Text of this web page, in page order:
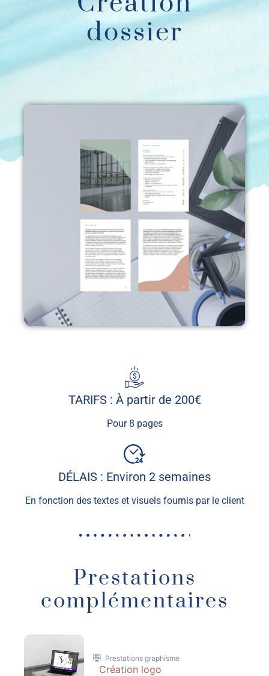
dossier
TARIFS : À partir de 200€
Pour 8 pages
DÉLAIS : Environ 2 semaines
En fonction des textes et visuels fournis par le client
Prestations
complémentaires
Prestations graphisme
Création logo